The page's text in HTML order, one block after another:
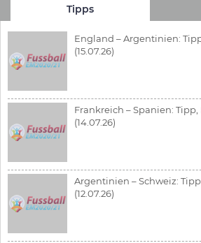
Tipps
England – Argentinien:
(15.07.26)
Frankreich – Spanien:
(14.07.26)
Argentinien – Schweiz:
(12.07.26)